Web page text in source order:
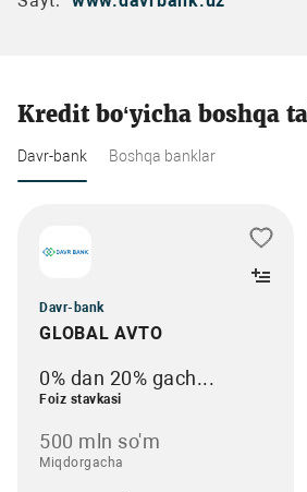
Kredit bo‘yicha boshqa
Davr-bank Boshqa banklar
Davr-bank
GLOBAL AVTO
0% dan 20% gach...
Foiz stavkasi
500 mln so'm
Miqdorgacha